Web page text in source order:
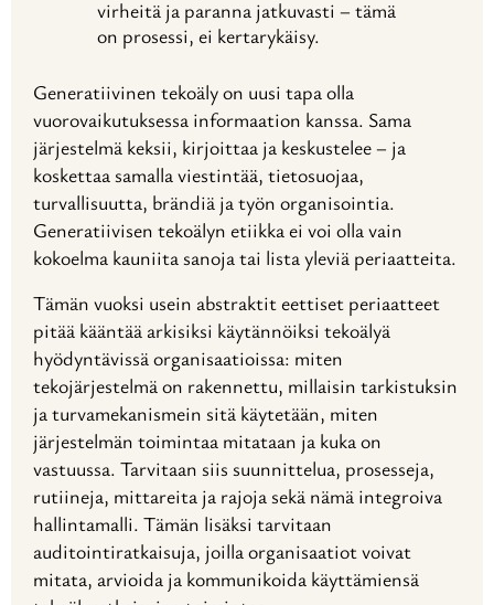
virheitä ja paranna jatkuvasti – tämä
on prosessi, ei kertarykäisy.
Generatiivinen tekoäly on uusi tapa olla
vuorovaikutuksessa informaation kanssa. Sama
järjestelmä keksii, kirjoittaa ja keskustelee – ja
koskettaa samalla viestintää, tietosuojaa,
turvallisuutta, brändiä ja työn organisointia.
Generatiivisen tekoälyn etiikka ei voi olla vain
kokoelma kauniita sanoja tai lista yleviä periaatteita.
Tämän vuoksi usein abstraktit eettiset periaatteet
pitää kääntää arkisiksi käytännöiksi tekoälyä
hyödyntävissä organisaatioissa: miten
tekojärjestelmä on rakennettu, millaisin tarkistuksin
ja turvamekanismein sitä käytetään, miten
järjestelmän toimintaa mitataan ja kuka on
vastuussa. Tarvitaan siis suunnittelua, prosesseja,
rutiineja, mittareita ja rajoja sekä nämä integroiva
hallintamalli. Tämän lisäksi tarvitaan
auditointiratkaisuja, joilla organisaatiot voivat
mitata, arvioida ja kommunikoida käyttämiensä